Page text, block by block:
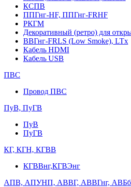
КСПВ
ППГнг-HF, ППГнг-FRHF
РКГМ
Декоративный (ретро) для
ВВГнг-FRLS (Low Smoke), LTx
Кабель HDMI
Кабель USB
ПВС
Провод ПВС
ПуВ, ПуГВ
ПуВ
ПуГВ
КГ, КГН, КГВВ
КГВВнг,КГВЭнг
АПВ, АПУНП, АВВГ, АВВГнг,